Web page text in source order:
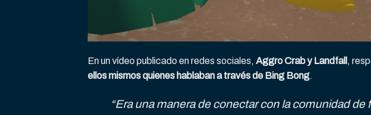
En un vídeo publicado en redes sociales, Aggro Crab y Landfall ,
ellos mismos quienes hablaban a través de Bing Bong.
“Era una manera de conectar con la comunidad de